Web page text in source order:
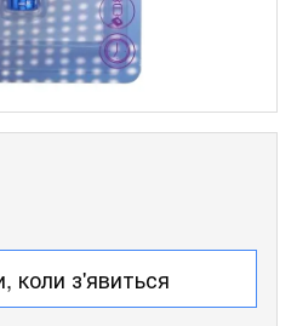
коли з'явиться